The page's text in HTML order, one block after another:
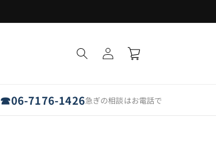
グ
イ
ー
☎06-7176-1426急ぎの相談はお電話で